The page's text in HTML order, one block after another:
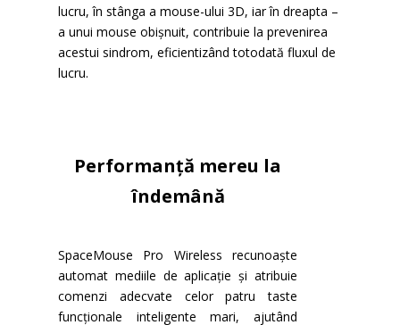
lucru, în stânga a mouse-ului 3D, iar în dreapta –
a unui mouse obișnuit, contribuie la prevenirea
acestui sindrom, eficientizând totodată fluxul de
lucru.
Performanță mereu la
îndemână
SpaceMouse Pro Wireless recunoaște
automat mediile de aplicație și atribuie
comenzi adecvate celor patru taste
funcționale inteligente mari, ajutând